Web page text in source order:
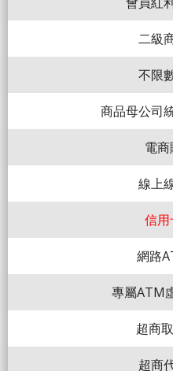
二級
不限
商品母公司
電
線上
信
網路
專屬ATM
超商
超商